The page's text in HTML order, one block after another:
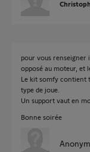
pour vous renseigner
opposé au moteur, et
Le kit somfy contient
type de joue.
Un support vaut en
Bonne soirée